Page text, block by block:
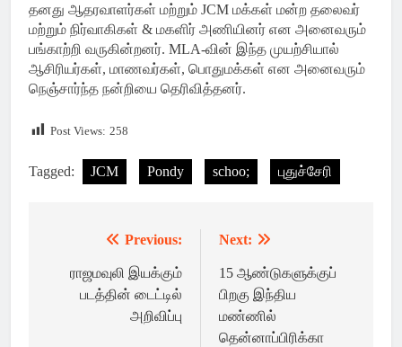
தனது ஆதரவாளர்கள் மற்றும் JCM மக்கள் மன்ற தலைவர்
மற்றும் நிர்வாகிகள் & மகளிர் அணியினர் என அனைவரும்
பங்காற்றி வருகின்றனர். MLA-வின் இந்த முயற்சியால்
ஆசிரியர்கள், மாணவர்கள், பொதுமக்கள் என அனைவரும்
நெஞ்சார்ந்த நன்றியை தெரிவித்தனர்.
Post Views: 258
Tagged: JCM Pondy schoo; புதுச்சேரி
navigation
Previous:
ராஜமவுலி இயக்கும்
படத்தின் டைட்டில்
அறிவிப்பு
Next:
15 ஆண்டுகளுக்குப்
பிறகு இந்திய
மண்ணில்
தென்னாப்பிரிக்கா